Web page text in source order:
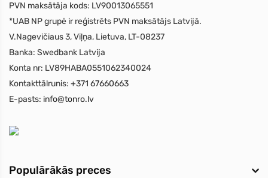
PVN maksātāja kods: LV90013065551
*UAB NP grupė ir reģistrēts PVN maksātājs Latvijā.
V.Nagevičiaus 3, Viļņa, Lietuva, LT-08237
Banka: Swedbank Latvija
Konta nr: LV89HABA0551062340024
Kontakttālrunis: +371 67660663
E-pasts: info@tonro.lv
Populārākās preces